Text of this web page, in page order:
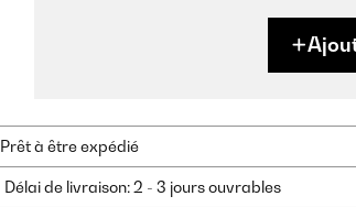
Prêt à être expédié
Délai de livraison: 2 - 3 jours ouvrables